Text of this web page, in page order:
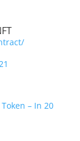
– In 20